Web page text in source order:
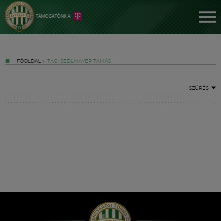
FŐOLDAL » TAG: SEDLMAYER TAMÁS
SZŰRÉS
Hírek